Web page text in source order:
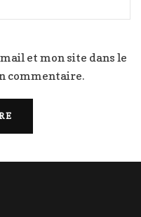
et mon site dans le
commentaire.